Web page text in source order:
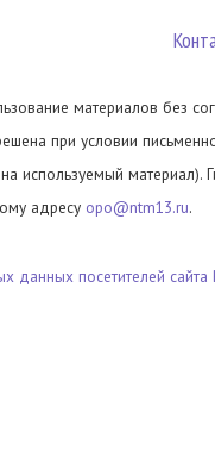
материалов без
при условии
используемый материал).
адресу opo@ntm13.ru.
данных посетителей